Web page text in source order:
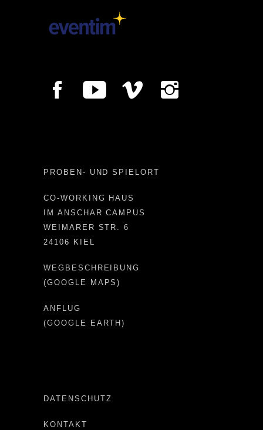
PROBEN- UND SPIELORT
CO-WORKING HAUS
IM ANSCHAR CAMPUS
WEIMARER STR. 6
24106 KIEL
WEGBESCHREIBUNG
(GOOGLE MAPS)
ANFLUG
(GOOGLE EARTH)
DATENSCHUTZ
KONTAKT